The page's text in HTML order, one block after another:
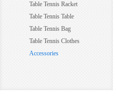
Table Tennis Racket
Table Tennis Table
Table Tennis Bag
Table Tennis Clothes
Accessories